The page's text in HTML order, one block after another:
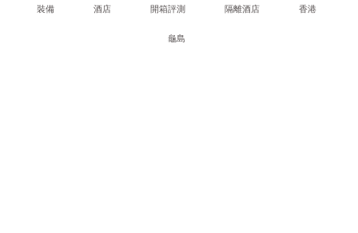
裝備 酒店 開箱評測 隔離酒店 香港
龜島